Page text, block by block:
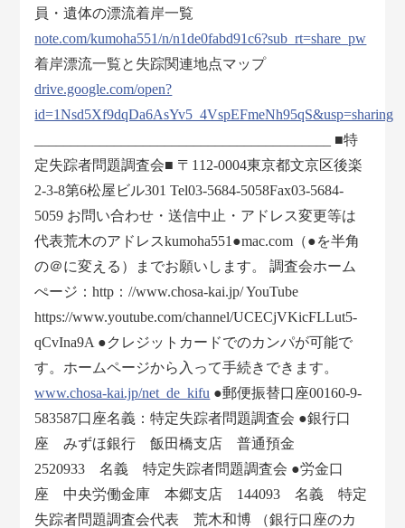
員・遺体の漂流着岸一覧
note.com/kumoha551/n/n1de0fabd91c6?sub_rt=share_pw
着岸漂流一覧と失踪関連地点マップ
drive.google.com/open?
id=1Nsd5Xf9dqDa6AsYv5_4VspEFmeNh95qS&usp=sharing
_________________________________________ ■特
定失踪者問題調査会■ 〒112-0004東京都文京区後楽
2-3-8第6松屋ビル301 Tel03-5684-5058Fax03-5684-
5059 お問い合わせ・送信中止・アドレス変更等は
代表荒木のアドレスkumoha551●mac.com（●を半角
の＠に変える）までお願いします。 調査会ホーム
ぺージ：http：//www.chosa-kai.jp/ YouTube
https://www.youtube.com/channel/UCECjVKicFLLut5-
qCvIna9A ●クレジットカードでのカンパが可能で
す。ホームページから入って手続きできます。
www.chosa-kai.jp/net_de_kifu ●郵便振替口座00160-9-
583587口座名義：特定失踪者問題調査会 ●銀行口
座 みずほ銀行 飯田橋支店 普通預金
2520933 名義 特定失踪者問題調査会 ●労金口
座 中央労働金庫 本郷支店 144093 名義 特定
失踪者問題調査会代表 荒木和博 （銀行口座のカ